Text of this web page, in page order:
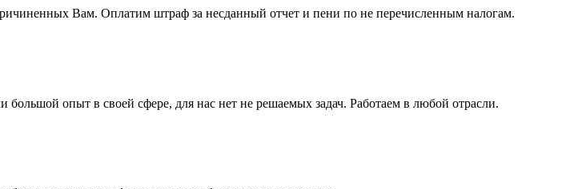
Вам. Оплатим штраф за несданный отчет и пени по не перечисленным налогам.
опыт в своей сфере, для нас нет не решаемых задач. Работаем в любой отрасли.